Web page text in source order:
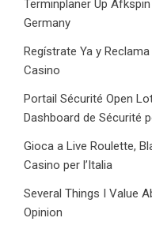
Terminplaner Up
Germany
Regístrate Ya y
Casino
Portail Sécurité Open
Dashboard de Sécurité
Gioca a Live Roulette,
Casino per l’Italia
Several Things I Value
Opinion